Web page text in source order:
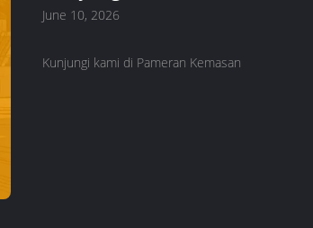
June 10, 2026
Kunjungi kami di Pameran Kemasan